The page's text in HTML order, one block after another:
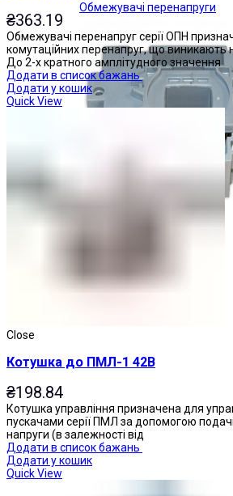
Обмежувачі перенапруги
₴363.19
Обмежувачі перенапруг серії ОПН
комутаційних перенапруг, що виникають
До 2-х кратного амплітудного значення
Додати в список бажань
Додати у кошик
Quick View
Close
Котушка до ПМЛ-1 42В
₴198.84
Котушка управління призначена для
пускачами серії ПМЛ за допомогою подачі
напруги (в залежності від
Додати в список бажань
Додати у кошик
Quick View